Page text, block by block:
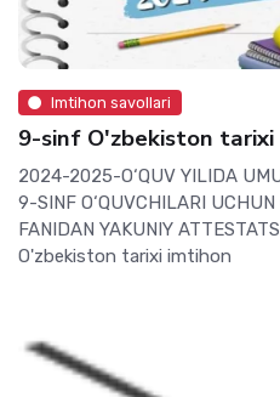
Imtihon savollari
9-sinf O'zbekiston
2024-2025-O‘QUV YILIDA
9-SINF O‘QUVCHILARI
FANIDAN YAKUNIY
O'zbekiston tarixi imtihon